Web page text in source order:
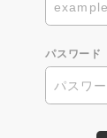
パスワード